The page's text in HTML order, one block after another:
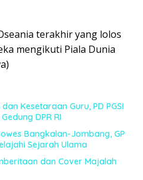
terakhir yang lolos
mengikuti Piala Dunia
Kesetaraan Guru, PD PGSI
DPR RI
Bangkalan-Jombang, GP
Sejarah Ulama
dan Cover Majalah